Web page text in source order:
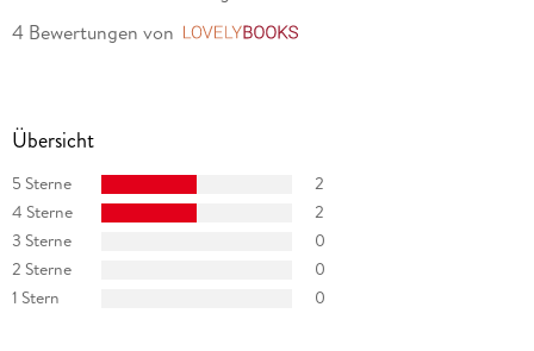
4 Bewertungen von
Übersicht
5 Sterne
2
4 Sterne
2
3 Sterne
0
2 Sterne
0
1 Stern
0